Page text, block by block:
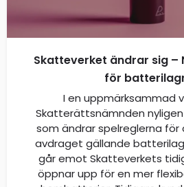
Skatteverket ändrar sig –
för
I en uppmärksammad
Skatterättsnämnden
som ändrar spelreglerna
avdraget gällande
går emot Skatteverkets
öppnar upp för en mer